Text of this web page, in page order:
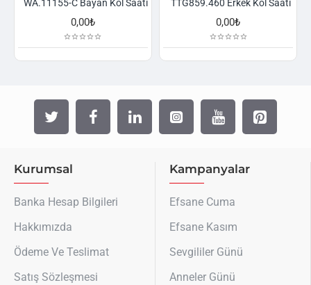
WA.11155-C Bayan Kol Saati
0,00₺
TTG859.460 Erkek Kol Saati
0,00₺
Kurumsal
Banka Hesap Bilgileri
Hakkımızda
Ödeme Ve Teslimat
Satış Sözleşmesi
Kampanyalar
Efsane Cuma
Efsane Kasım
Sevgililer Günü
Anneler Günü